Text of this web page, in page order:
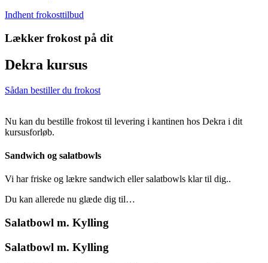
Indhent frokosttilbud
Lækker frokost på dit
Dekra kursus
Sådan bestiller du frokost
Nu kan du bestille frokost til levering i kantinen hos Dekra i dit
kursusforløb.
Sandwich og salatbowls
Vi har friske og lækre sandwich eller salatbowls klar til dig..
Du kan allerede nu glæde dig til…
Salatbowl m. Kylling
Salatbowl m. Kylling